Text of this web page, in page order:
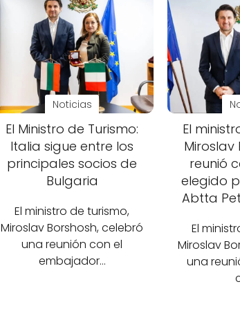
Noticias
El Ministro de Turismo:
Italia sigue entre los
principales socios de
Bulgaria
El ministro de turismo,
Miroslav Borshosh, celebró
una reunión con el
embajador…
El
Miroslav
reunió
elegido
Abtta
El
Miroslav
una